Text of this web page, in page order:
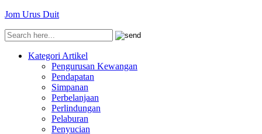
Jom Urus Duit
Kategori Artikel
Pengurusan Kewangan
Pendapatan
Simpanan
Perbelanjaan
Perlindungan
Pelaburan
Penyucian